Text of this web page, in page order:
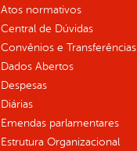
Atos normativos
Central de Dúvidas
Convênios e Transferências
Dados Abertos
Despesas
Diárias
Emendas parlamentares
Estrutura Organizacional